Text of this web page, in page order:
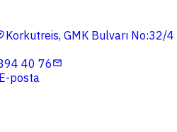
Korkutreis, GMK Bulvarı No:32/4
40 76mail
E-posta